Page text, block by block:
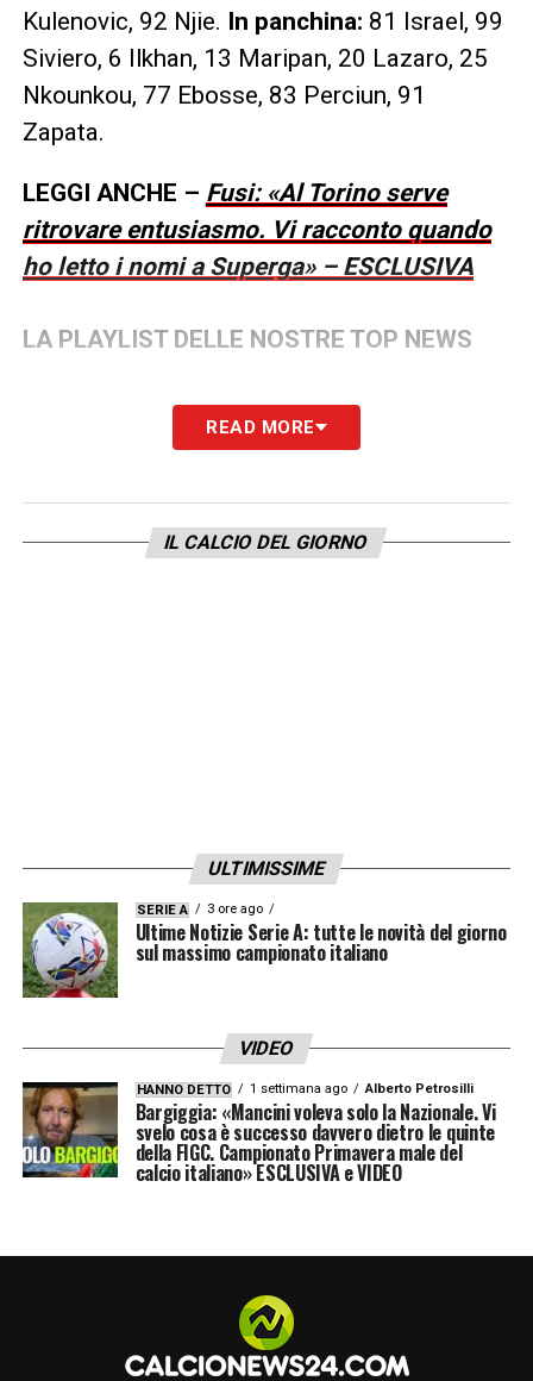
Kulenovic, 92 Njie. In panchina: 81 Israel, 99
Siviero, 6 Ilkhan, 13 Maripan, 20 Lazaro, 25
Nkounkou, 77 Ebosse, 83 Perciun, 91
Zapata.
LEGGI ANCHE – Fusi: «Al Torino serve
ritrovare entusiasmo. Vi racconto quando
ho letto i nomi a Superga» – ESCLUSIVA
LA PLAYLIST DELLE NOSTRE TOP NEWS
READ MORE
IL CALCIO DEL GIORNO
ULTIMISSIME
SERIE A 3 ore ago
Ultime Notizie Serie A: tutte le novità del giorno
sul massimo campionato italiano
VIDEO
HANNO DETTO 1 settimana ago Alberto Petrosilli
Bargiggia: «Mancini voleva solo la Nazionale. Vi
svelo cosa è successo davvero dietro le quinte
della FIGC. Campionato Primavera male del
calcio italiano» ESCLUSIVA e VIDEO